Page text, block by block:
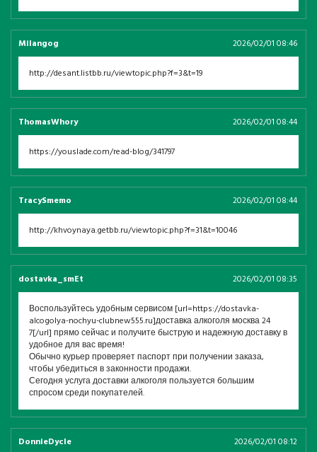
Milangog 2026/02/01 08:46
http://desant.listbb.ru/viewtopic.php?f=3&t=19
ThomasWhory 2026/02/01 08:44
https://youslade.com/read-blog/341797
TracySmemo 2026/02/01 08:44
http://khvoynaya.getbb.ru/viewtopic.php?f=31&t=10046
dostavka_smEt 2026/02/01 08:35
Воспользуйтесь удобным сервисом [url=https://dostavka-
alcogolya-nochyu-clubnew555.ru]доставка алкоголя москва 24
7[/url] прямо сейчас и получите быструю и надежную доставку в
удобное для вас время!
Обычно курьер проверяет паспорт при получении заказа,
чтобы убедиться в законности продажи.
Сегодня услуга доставки алкоголя пользуется большим
спросом среди покупателей.
DonnieDycle 2026/02/01 08:12